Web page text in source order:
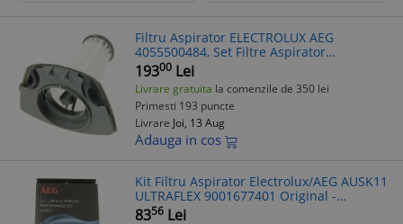
Filtru Aspirator ELECTROLUX AEG
4055500484, Set Filtre Aspirator
Compatibil Diverse Modele
19300 Lei
Livrare gratuita la comenzile de 350 lei
Primesti 193 puncte
Livrare Joi, 13 Aug
Adauga in cos
Kit Filtru Aspirator Electrolux/AEG AUSK11
ULTRAFLEX 9001677401 Original -
Accesorii Aspirator
8356 Lei